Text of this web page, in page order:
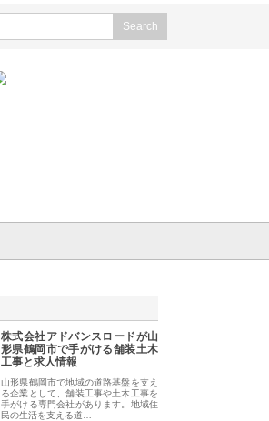
株式会社アドバンスロードが山
形県鶴岡市で手がける舗装土木
工事と求人情報
山形県鶴岡市で地域の道路基盤を支え
る企業として、舗装工事や土木工事を
手がける専門会社があります。地域住
民の生活を支える道…